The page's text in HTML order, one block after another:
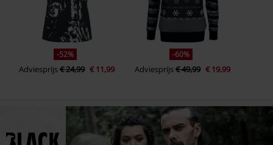
-52%
Adviesprijs€ 24,99 € 11,99
-60%
Adviesprijs€ 49,99 € 19,99